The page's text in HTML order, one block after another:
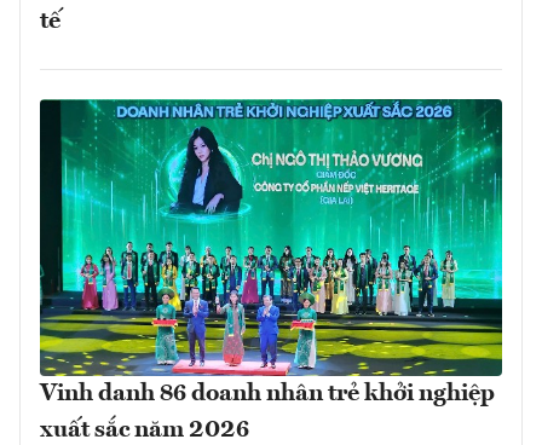
tế
Vinh danh 86 doanh nhân trẻ khởi nghiệp
xuất sắc năm 2026